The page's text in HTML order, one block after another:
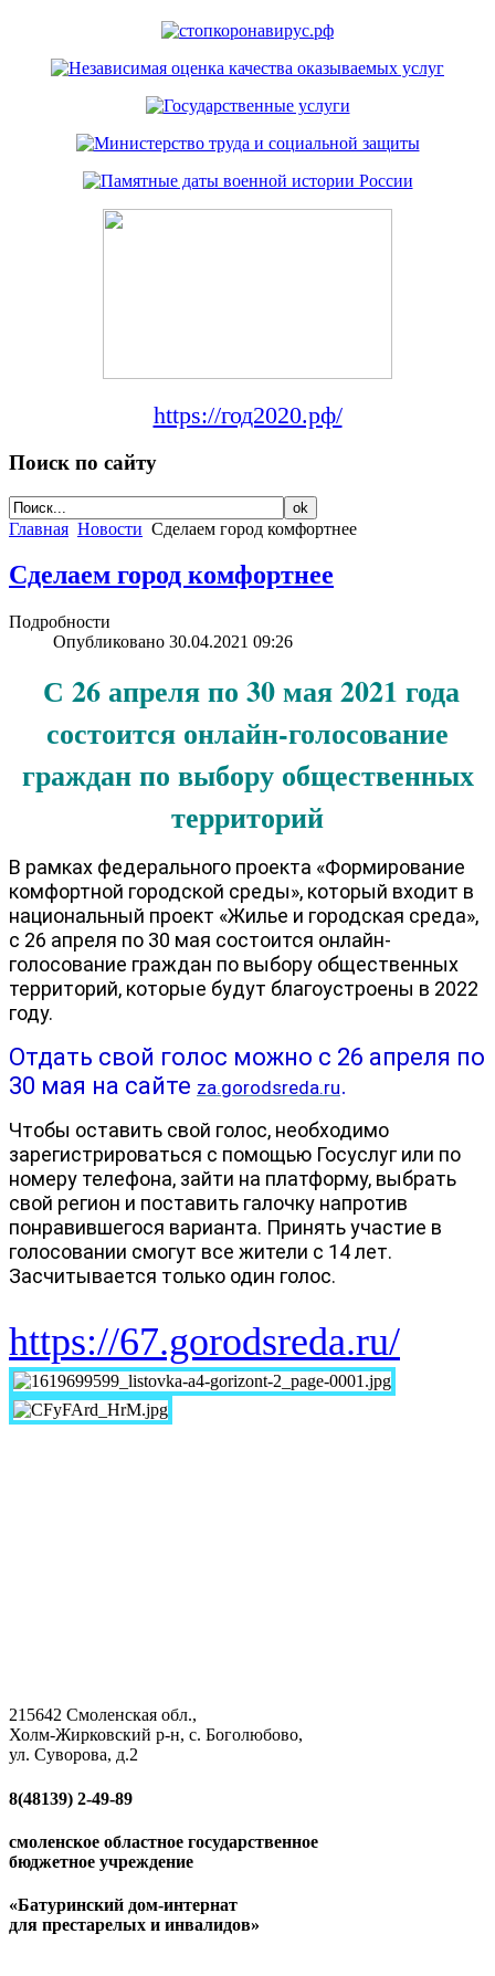
https://год2020.рф/
Поиск по сайту
Главная Новости Сделаем город комфортнее
Сделаем город комфортнее
Подробности
Опубликовано 30.04.2021 09:26
С 26 апреля по 30 мая 2021 года
состоится онлайн-голосование
граждан по выбору общественных
территорий
В рамках федерального проекта «Формирование
комфортной городской среды», который входит в
национальный проект «Жилье и городская среда»,
с 26 апреля по 30 мая состоится онлайн-
голосование граждан по выбору общественных
территорий, которые будут благоустроены в 2022
году.
Отдать свой голос можно с 26 апреля по
30 мая на сайте za.gorodsreda.ru.
Чтобы оставить свой голос, необходимо
зарегистрироваться с помощью Госуслуг или по
номеру телефона, зайти на платформу, выбрать
свой регион и поставить галочку напротив
понравившегося варианта. Принять участие в
голосовании смогут все жители с 14 лет.
Засчитывается только один голос.
https://67.gorodsreda.ru/
215642 Смоленская обл.,
Холм-Жирковский р-н, с. Боголюбово,
ул. Суворова, д.2
8(48139) 2-49-89
смоленское областное государственное
бюджетное учреждение
«Батуринский дом-интернат
для престарелых и инвалидов»